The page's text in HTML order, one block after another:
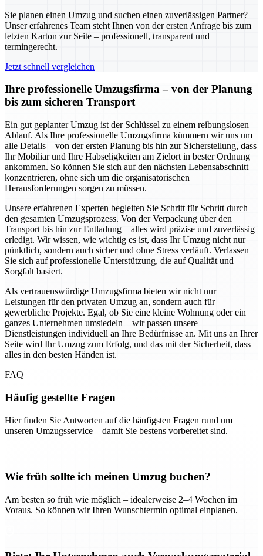
Sie planen einen Umzug und suchen einen zuverlässigen Partner?
Unser erfahrenes Team steht Ihnen von der ersten Anfrage bis zum
letzten Karton zur Seite – professionell, transparent und
termingerecht.
Jetzt schnell vergleichen
Ihre professionelle Umzugsfirma – von der Planung
bis zum sicheren Transport
Ein gut geplanter Umzug ist der Schlüssel zu einem reibungslosen
Ablauf. Als Ihre professionelle Umzugsfirma kümmern wir uns um
alle Details – von der ersten Planung bis hin zur Sicherstellung, dass
Ihr Mobiliar und Ihre Habseligkeiten am Zielort in bester Ordnung
ankommen. So können Sie sich auf den nächsten Lebensabschnitt
konzentrieren, ohne sich um die organisatorischen
Herausforderungen sorgen zu müssen.
Unsere erfahrenen Experten begleiten Sie Schritt für Schritt durch
den gesamten Umzugsprozess. Von der Verpackung über den
Transport bis hin zur Entladung – alles wird präzise und zuverlässig
erledigt. Wir wissen, wie wichtig es ist, dass Ihr Umzug nicht nur
pünktlich, sondern auch sicher und ohne Stress verläuft. Verlassen
Sie sich auf professionelle Unterstützung, die auf Qualität und
Sorgfalt basiert.
Als vertrauenswürdige Umzugsfirma bieten wir nicht nur
Leistungen für den privaten Umzug an, sondern auch für
gewerbliche Projekte. Egal, ob Sie eine kleine Wohnung oder ein
ganzes Unternehmen umsiedeln – wir passen unsere
Dienstleistungen individuell an Ihre Bedürfnisse an. Mit uns an Ihrer
Seite wird Ihr Umzug zum Erfolg, und das mit der Sicherheit, dass
alles in den besten Händen ist.
FAQ
Häufig gestellte Fragen
Hier finden Sie Antworten auf die häufigsten Fragen rund um
unseren Umzugsservice – damit Sie bestens vorbereitet sind.
Wie früh sollte ich meinen Umzug buchen?
Am besten so früh wie möglich – idealerweise 2–4 Wochen im
Voraus. So können wir Ihren Wunschtermin optimal einplanen.